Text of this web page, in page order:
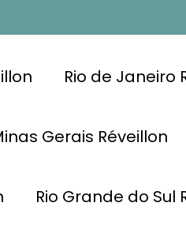
Rio de Janeiro
Gerais Réveillon
Rio Grande do Sul